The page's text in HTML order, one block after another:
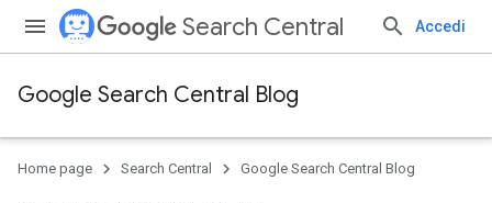
Search Central Accedi
Google Search Central Blog
Home page Search Central Google Search Central Blog